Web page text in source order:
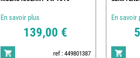
En savoir plus
139,00 €
ref : 449801387
En savoir